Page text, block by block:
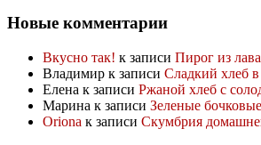
Новые комментарии
Вкусно так! к записи Пирог из
Владимир к записи Сладкий хлеб
Елена к записи Ржаной хлеб с
Марина к записи Зеленые
Oriona к записи Скумбрия